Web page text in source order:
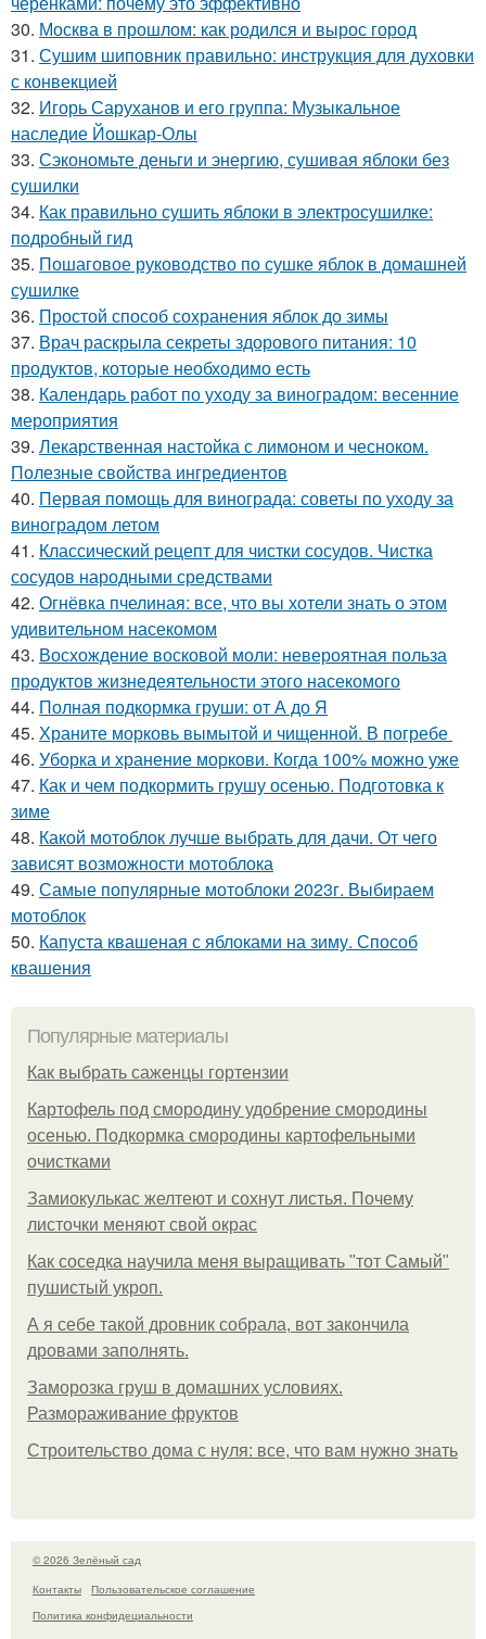
30. Москва в прошлом: как родился и вырос город
31. Сушим шиповник правильно: инструкция для духовки
с конвекцией
32. Игорь Саруханов и его группа: Музыкальное
наследие Йошкар-Олы
33. Сэкономьте деньги и энергию, сушивая яблоки без
сушилки
34. Как правильно сушить яблоки в электросушилке:
подробный гид
35. Пошаговое руководство по сушке яблок в домашней
сушилке
36. Простой способ сохранения яблок до зимы
37. Врач раскрыла секреты здорового питания: 10
продуктов, которые необходимо есть
38. Календарь работ по уходу за виноградом: весенние
мероприятия
39. Лекарственная настойка с лимоном и чесноком.
Полезные свойства ингредиентов
40. Первая помощь для винограда: советы по уходу за
виноградом летом
41. Классический рецепт для чистки сосудов. Чистка
сосудов народными средствами
42. Огнёвка пчелиная: все, что вы хотели знать о этом
удивительном насекомом
43. Восхождение восковой моли: невероятная польза
продуктов жизнедеятельности этого насекомого
44. Полная подкормка груши: от А до Я
45. Храните морковь вымытой и чищенной. В погребе
46. Уборка и хранение моркови. Когда 100% можно уже
47. Как и чем подкормить грушу осенью. Подготовка к
зиме
48. Какой мотоблок лучше выбрать для дачи. От чего
зависят возможности мотоблока
49. Самые популярные мотоблоки 2023г. Выбираем
мотоблок
50. Капуста квашеная с яблоками на зиму. Способ
квашения
Популярные материалы
Как выбрать саженцы гортензии
Картофель под смородину удобрение смородины
осенью. Подкормка смородины картофельными
очистками
Замиокулькас желтеют и сохнут листья. Почему
листочки меняют свой окрас
Как соседка научила меня выращивать "тот Самый"
пушистый укроп.
А я себе такой дровник собрала, вот закончила
дровами заполнять.
Заморозка груш в домашних условиях.
Размораживание фруктов
Строительство дома с нуля: все, что вам нужно знать
© 2026 Зелёный сад
Контакты
Пользовательское соглашение
Политика конфидециальности